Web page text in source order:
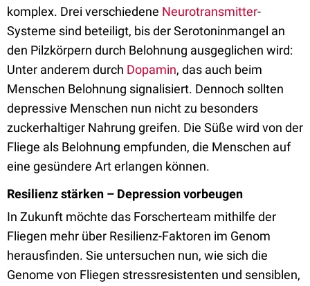
komplex. Drei verschiedene Neurotransmitter-
Systeme sind beteiligt, bis der Serotoninmangel an
den Pilzkörpern durch Belohnung ausgeglichen wird:
Unter anderem durch Dopamin, das auch beim
Menschen Belohnung signalisiert. Dennoch sollten
depressive Menschen nun nicht zu besonders
zuckerhaltiger Nahrung greifen. Die Süße wird von der
Fliege als Belohnung empfunden, die Menschen auf
eine gesündere Art erlangen können.
Resilienz stärken – Depression vorbeugen
In Zukunft möchte das Forscherteam mithilfe der
Fliegen mehr über Resilienz-Faktoren im Genom
herausfinden. Sie untersuchen nun, wie sich die
Genome von Fliegen stressresistenten und sensiblen,